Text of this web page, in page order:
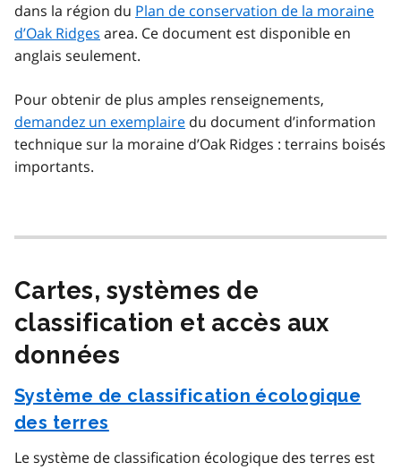
dans la région du Plan de conservation de la moraine
d’Oak Ridges area. Ce document est disponible en
anglais seulement.
Pour obtenir de plus amples renseignements,
demandez un exemplaire du document d’information
technique sur la moraine d’Oak Ridges : terrains boisés
importants.
Cartes, systèmes de
classification et accès aux
données
Système de classification écologique
des terres
Le système de classification écologique des terres est